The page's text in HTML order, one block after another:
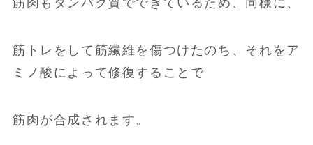
筋肉もタンパク質でできているため、同様に、
筋トレをして筋繊維を傷つけたのち、それをア
ミノ酸によって修復することで
筋肉が合成されます。